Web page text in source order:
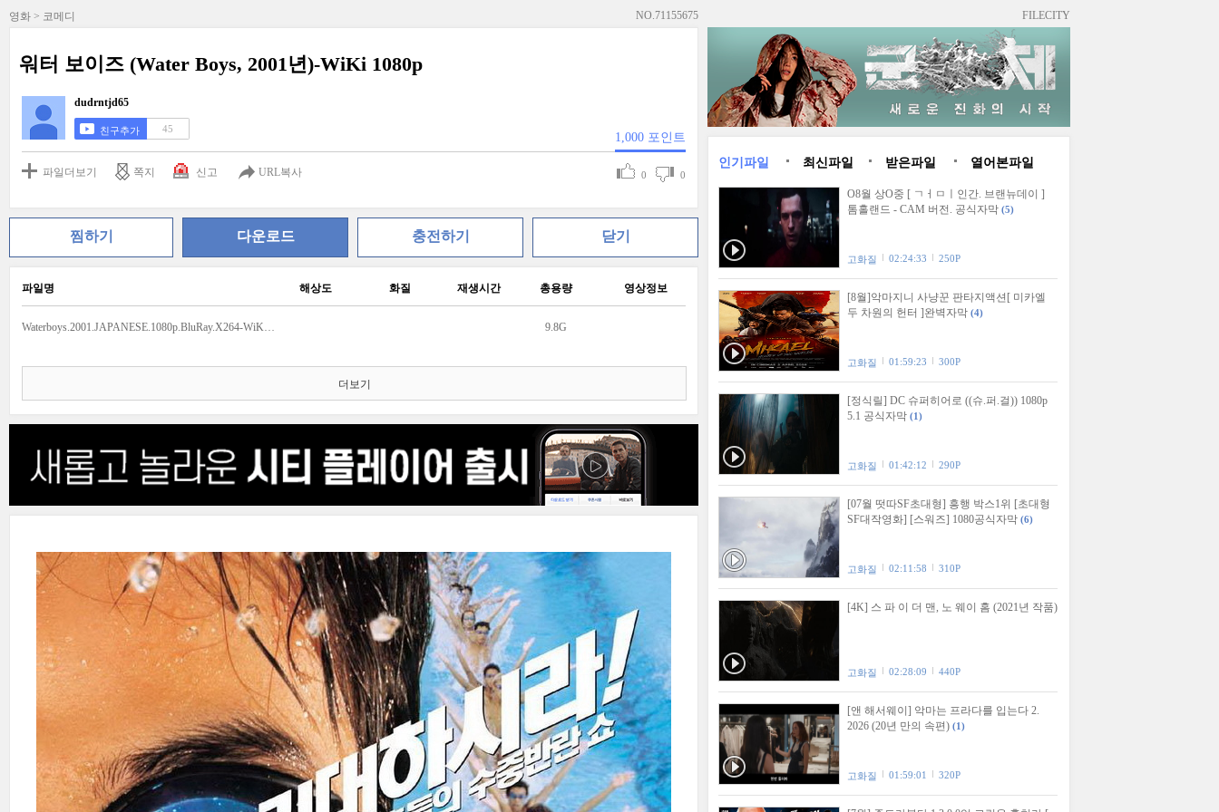
영화 > 코메디 NO.71155675
워터 보이즈 (Water Boys, 2001년)-WiKi 1080p
dudrntjd65
친구추가 45
1,000 포인트
파일더보기 쪽지 신고 URL복사 0 0
찜하기 다운로드 충전하기 닫기
파일명 해상도 화질 재생시간 총용량 영상정보
Waterboys.2001.JAPANESE.1080p.BluRay.X264-WiKi.mkv 9.8G
더보기
FILECITY
인기파일 최신파일 받은파일 열어본파일
O8월 상O중 [ ㄱㅓㅁㅣ인간. 브랜뉴데이 ]
톰홀랜드 - CAM 버전. 공식자막 (5)
고화질 02:24:33 250P
[8월]악마지니 사냥꾼 판타지액션[ 미카엘
두 차원의 헌터 ]완벽자막 (4)
고화질 01:59:23 300P
[정식릴] DC 슈퍼히어로 ((슈.퍼.걸)) 1080p
5.1 공식자막 (1)
고화질 01:42:12 290P
[07월 떳따SF초대형] 흥행 박스1위 [초대형
SF대작영화] [스워즈] 1080공식자막 (6)
고화질 02:11:58 310P
[4K] 스 파 이 더 맨, 노 웨이 홈 (2021년 작품)
고화질 02:28:09 440P
[앤 해서웨이] 악마는 프라다를 입는다 2.
2026 (20년 만의 속편) (1)
고화질 01:59:01 320P